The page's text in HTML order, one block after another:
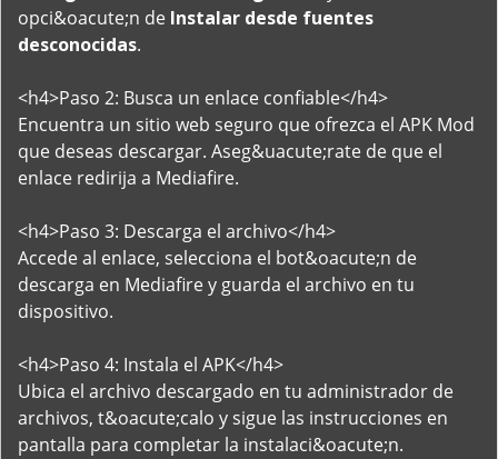
opci&oacute;n de Instalar desde fuentes
desconocidas.
<h4>Paso 2: Busca un enlace confiable</h4>
Encuentra un sitio web seguro que ofrezca el APK Mod
que deseas descargar. Aseg&uacute;rate de que el
enlace redirija a Mediafire.
<h4>Paso 3: Descarga el archivo</h4>
Accede al enlace, selecciona el bot&oacute;n de
descarga en Mediafire y guarda el archivo en tu
dispositivo.
<h4>Paso 4: Instala el APK</h4>
Ubica el archivo descargado en tu administrador de
archivos, t&oacute;calo y sigue las instrucciones en
pantalla para completar la instalaci&oacute;n.